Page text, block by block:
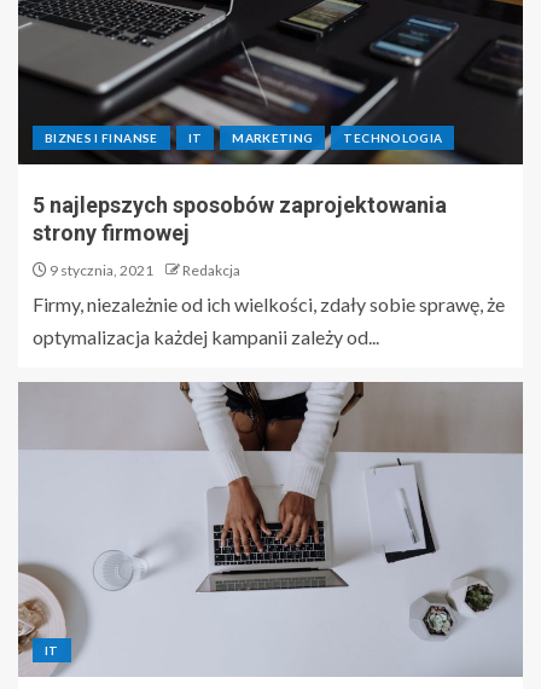
BIZNES I FINANSE IT MARKETING TECHNOLOGIA
5 najlepszych sposobów zaprojektowania
strony firmowej
9 stycznia, 2021 Redakcja
Firmy, niezależnie od ich wielkości, zdały sobie sprawę, że
optymalizacja każdej kampanii zależy od...
IT